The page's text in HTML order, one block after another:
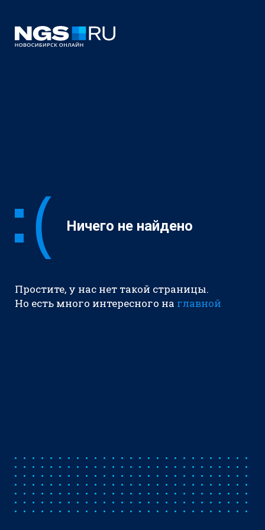
Ничего не найдено
Простите, у нас нет такой страницы.
Но есть много интересного на главной